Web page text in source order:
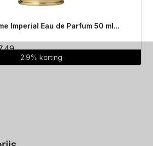
Imperial Eau de Parfum 50 ml...
Huidige
prijs
2.9% korting